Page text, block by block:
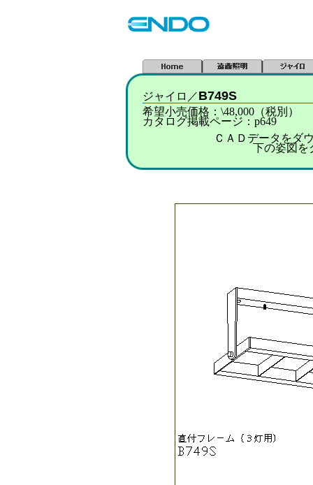
ジャイロ／B749S
希望小売価格：\48,000（税別）
カタログ掲載ページ：p649
ＣＡＤデータをダ
下の姿図を